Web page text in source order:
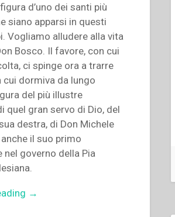
d’uno dei santi più
siano apparsi in questi
Vogliamo alludere alla vita
Bosco. Il favore, con cui
ci spinge ora a trarre
cui dormiva da lungo
del più illustre
quel gran servo di Dio, del
destra, di Don Michele
anche il suo primo
nel governo della Pia
“Augustin
→